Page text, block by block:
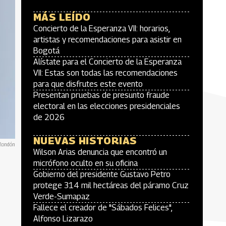
MÁS LEÍDO
Concierto de la Esperanza VII: horarios,
artistas y recomendaciones para asistir en
Bogotá
Alístate para el Concierto de la Esperanza
VII: Estas son todas las recomendaciones
para que disfrutes este evento
Presentan pruebas de presunto fraude
electoral en las elecciones presidenciales
de 2026
NUEVAS HISTORIAS
Wilson Arias denuncia que encontró un
micrófono oculto en su oficina
Gobierno del presidente Gustavo Petro
protege 314 mil hectáreas del páramo Cruz
Verde-Sumapaz
Fallece el creador de "Sábados Felices",
Alfonso Lizarazo